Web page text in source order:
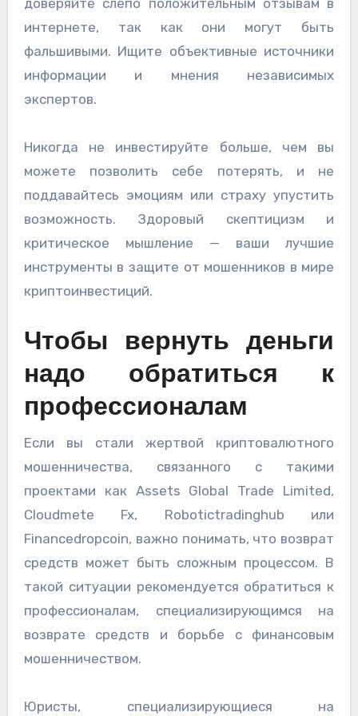
доверяйте слепо положительным отзывам в
интернете, так как они могут быть
фальшивыми. Ищите объективные источники
информации и мнения независимых
экспертов.
Никогда не инвестируйте больше, чем вы
можете позволить себе потерять, и не
поддавайтесь эмоциям или страху упустить
возможность. Здоровый скептицизм и
критическое мышление — ваши лучшие
инструменты в защите от мошенников в мире
криптоинвестиций.
Чтобы вернуть деньги
надо обратиться к
профессионалам
Если вы стали жертвой криптовалютного
мошенничества, связанного с такими
проектами как Assets Global Trade Limited,
Cloudmete Fx, Robotictradinghub или
Financedropcoin, важно понимать, что возврат
средств может быть сложным процессом. В
такой ситуации рекомендуется обратиться к
профессионалам, специализирующимся на
возврате средств и борьбе с финансовым
мошенничеством.
Юристы, специализирующиеся на